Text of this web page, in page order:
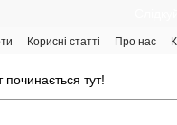
Корисні статті Про нас
тут!